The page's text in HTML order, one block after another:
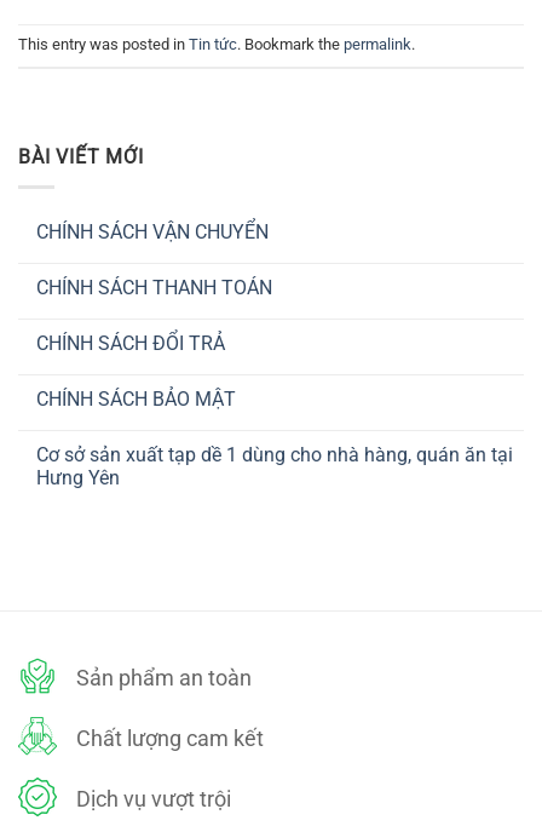
This entry was posted in Tin tức. Bookmark the permalink.
BÀI VIẾT MỚI
CHÍNH SÁCH VẬN CHUYỂN
bình
CHÍNH
SÁCH
CHÍNH SÁCH THANH TOÁN
bình
CHÍNH
SÁCH
CHÍNH SÁCH ĐỔI TRẢ
bình
CHÍNH
SÁCH
ĐỔI
CHÍNH SÁCH BẢO MẬT
bình
luận
ở
Cơ sở sản xuất tạp dề 1 dùng cho nhà hàng, quán ăn tại
Hưng Yên
dề
1
dùng
nhà
hàng,
quán
tại
Hưng
Yên
Sản phẩm an toàn
Chất lượng cam kết
Dịch vụ vượt trội